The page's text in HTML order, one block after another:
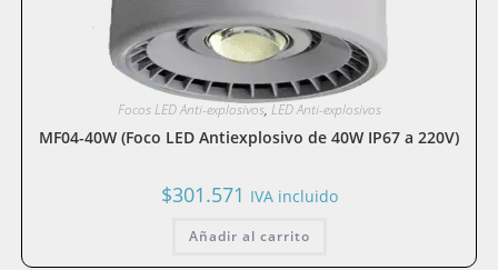
Focos LED Anti-explosivos, LED Anti-explosivos
MF04-40W (Foco LED Antiexplosivo de 40W IP67 a 220V)
$301.571 IVA incluido
Añadir al carrito